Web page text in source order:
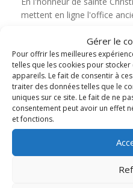
Gérer le
Pour offrir les meilleures
telles que les cookies pour
appareils. Le fait de consentir à
traiter des données telles que le
uniques sur ce site. Le fait de ne
consentement peut avoir un effet
et fonctions.
mettent en ligne l'office
about